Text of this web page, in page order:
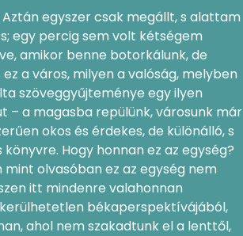
egyszer csak megállt, s alattam
egy percig sem volt kétségem
amikor benne botorkálunk, de
a város, milyen a valóság, melyben
szöveggyűjteménye egy ilyen
– a magasba repülünk, városunk már
okos és érdekes, de különálló, s
Hogy honnan ez az egység?
olvasóban ez az egység nem
itt mindenre valahonnan
békaperspektívájából,
ahol nem szakadtunk el a lenttől,